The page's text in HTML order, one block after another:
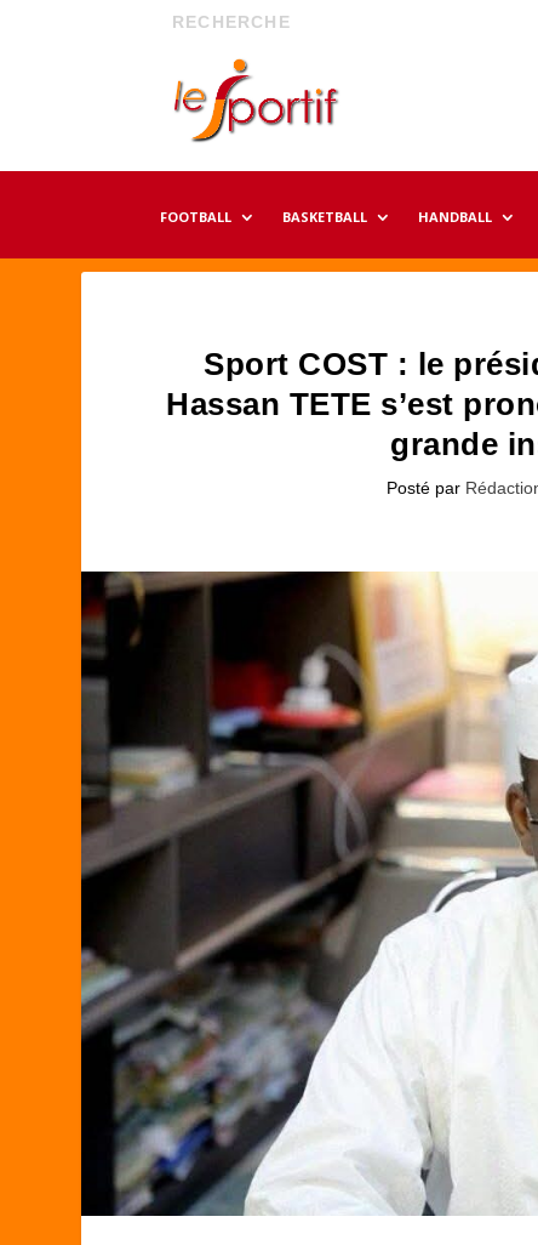
FOOTBALL BASKETBALL HANDBALL
Sport COST : le
Hassan TETE s’est
grande
Posté par